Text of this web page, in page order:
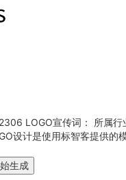
LOGO宣传词： 所属行
设计是使用标智客提供的
生成